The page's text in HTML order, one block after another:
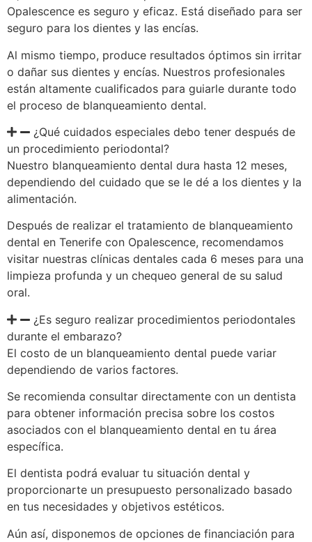
Opalescence es seguro y eficaz. Está diseñado para ser
seguro para los dientes y las encías.
Al mismo tiempo, produce resultados óptimos sin irritar
o dañar sus dientes y encías. Nuestros profesionales
están altamente cualificados para guiarle durante todo
el proceso de blanqueamiento dental.
¿Qué cuidados especiales debo tener después de
un procedimiento periodontal?
Nuestro blanqueamiento dental dura hasta 12 meses,
dependiendo del cuidado que se le dé a los dientes y la
alimentación.
Después de realizar el tratamiento de blanqueamiento
dental en Tenerife con Opalescence, recomendamos
visitar nuestras clínicas dentales cada 6 meses para una
limpieza profunda y un chequeo general de su salud
oral.
¿Es seguro realizar procedimientos periodontales
durante el embarazo?
El costo de un blanqueamiento dental puede variar
dependiendo de varios factores.
Se recomienda consultar directamente con un dentista
para obtener información precisa sobre los costos
asociados con el blanqueamiento dental en tu área
específica.
El dentista podrá evaluar tu situación dental y
proporcionarte un presupuesto personalizado basado
en tus necesidades y objetivos estéticos.
Aún así, disponemos de opciones de financiación para